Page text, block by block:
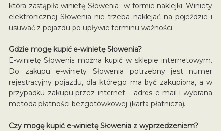
która zastąpiła winietę Słowenia w formie naklejki. Winiety
elektronicznej Słowenia nie trzeba naklejać na pojeździe i
usuwać z pojazdu po upływie terminu ważności.
Gdzie mogę kupić e-winietę Słowenia?
E-winietę Słowenia można kupić w sklepie internetowym.
Do zakupu e-winiety Słowenia potrzebny jest numer
rejestracyjny pojazdu, dla którego ma być zakupiona, a w
przypadku zakupu przez internet - adres e-mail i wybrana
metoda płatności bezgotówkowej (karta płatnicza).
Czy mogę kupić e-winietę Słowenia z wyprzedzeniem?